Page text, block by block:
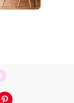
Pinterest